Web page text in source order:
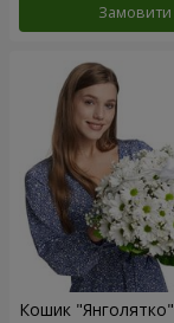
Замовити
Кошик "Янголятко"